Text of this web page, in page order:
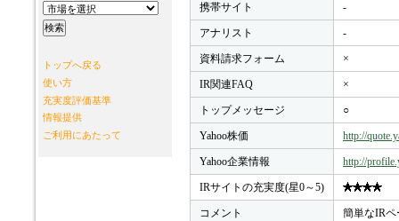
トップへ戻る
使い方
充実度評価基準
情報提供
ご利用にあたって
携帯サイト -
アナリスト -
資料請求フォーム ×
IR関連FAQ ×
トップメッセージ ○
Yahoo株価 http://
Yahoo企業情報 http://
IRサイトの充実度(星0～5)
コメント 簡単なIRペ